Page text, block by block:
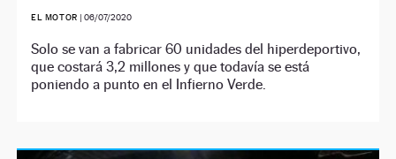
EL MOTOR | 06/07/2020
Solo se van a fabricar 60 unidades del hiperdeportivo,
que costará 3,2 millones y que todavía se está
poniendo a punto en el Infierno Verde.